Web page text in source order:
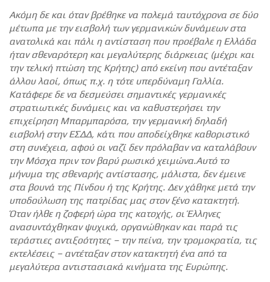
Ακόμη δε και όταν βρέθηκε να πολεμά ταυτόχρονα σε δύο
μέτωπα με την εισβολή των γερμανικών δυνάμεων στα
ανατολικά και πάλι η αντίσταση που προέβαλε η Ελλάδα
ήταν σθεναρότερη και μεγαλύτερης διάρκειας (μέχρι και
την τελική πτώση της Κρήτης) από εκείνη που αντέταξαν
άλλου λαοί, όπως π.χ. η τότε υπερδύναμη Γαλλία.
Κατάφερε δε να δεσμεύσει σημαντικές γερμανικές
στρατιωτικές δυνάμεις και να καθυστερήσει την
επιχείρηση Μπαρμπαρόσα, την γερμανική δηλαδή
εισβολή στην ΕΣΔΔ, κάτι που αποδείχθηκε καθοριστικό
στη συνέχεια, αφού οι ναζί δεν πρόλαβαν να καταλάβουν
την Μόσχα πριν τον βαρύ ρωσικό χειμώνα.Αυτό το
μήνυμα της σθεναρής αντίστασης, μάλιστα, δεν έμεινε
στα βουνά της Πίνδου ή της Κρήτης. Δεν χάθηκε μετά την
υποδούλωση της πατρίδας μας στον ξένο κατακτητή.
Όταν ήλθε η ζοφερή ώρα της κατοχής, οι Έλληνες
ανασυντάχθηκαν ψυχικά, οργανώθηκαν και παρά τις
τεράστιες αντιξοότητες – την πείνα, την τρομοκρατία, τις
εκτελέσεις – αντέταξαν στον κατακτητή ένα από τα
μεγαλύτερα αντιστασιακά κινήματα της Ευρώπης.